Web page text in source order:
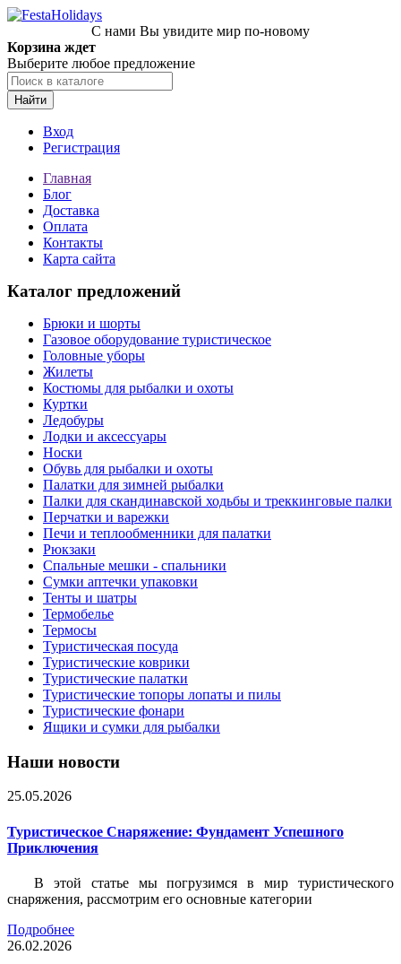
С нами Вы увидите мир по-новому
Корзина ждет
Выберите любое предложение
Найти
Вход
Регистрация
Главная
Блог
Доставка
Оплата
Контакты
Карта сайта
Каталог предложений
Брюки и шорты
Газовое оборудование туристическое
Головные уборы
Жилеты
Костюмы для рыбалки и охоты
Куртки
Ледобуры
Лодки и аксессуары
Носки
Обувь для рыбалки и охоты
Палатки для зимней рыбалки
Палки для скандинавской ходьбы и треккинговые палки
Перчатки и варежки
Печи и теплообменники для палатки
Рюкзаки
Спальные мешки - спальники
Сумки аптечки упаковки
Тенты и шатры
Термобелье
Термосы
Туристическая посуда
Туристические коврики
Туристические палатки
Туристические топоры лопаты и пилы
Туристические фонари
Ящики и сумки для рыбалки
Наши новости
25.05.2026
Туристическое Снаряжение: Фундамент Успешного
Приключения
В этой статье мы погрузимся в мир туристического
снаряжения, рассмотрим его основные категории
Подробнее
26.02.2026